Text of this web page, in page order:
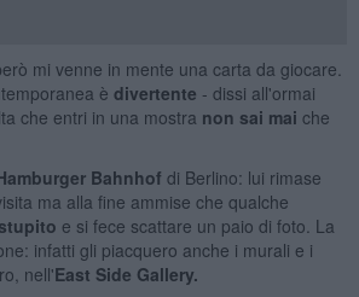
mi venne in mente una carta da giocare.
è divertente - dissi all'ormai
che entri in una mostra non sai mai che
Bahnhof di Berlino: lui rimase
ma alla fine ammise che qualche
stupito e si fece scattare un paio di foto. La
infatti gli piacquero anche i murali e i
nell'East Side Gallery.